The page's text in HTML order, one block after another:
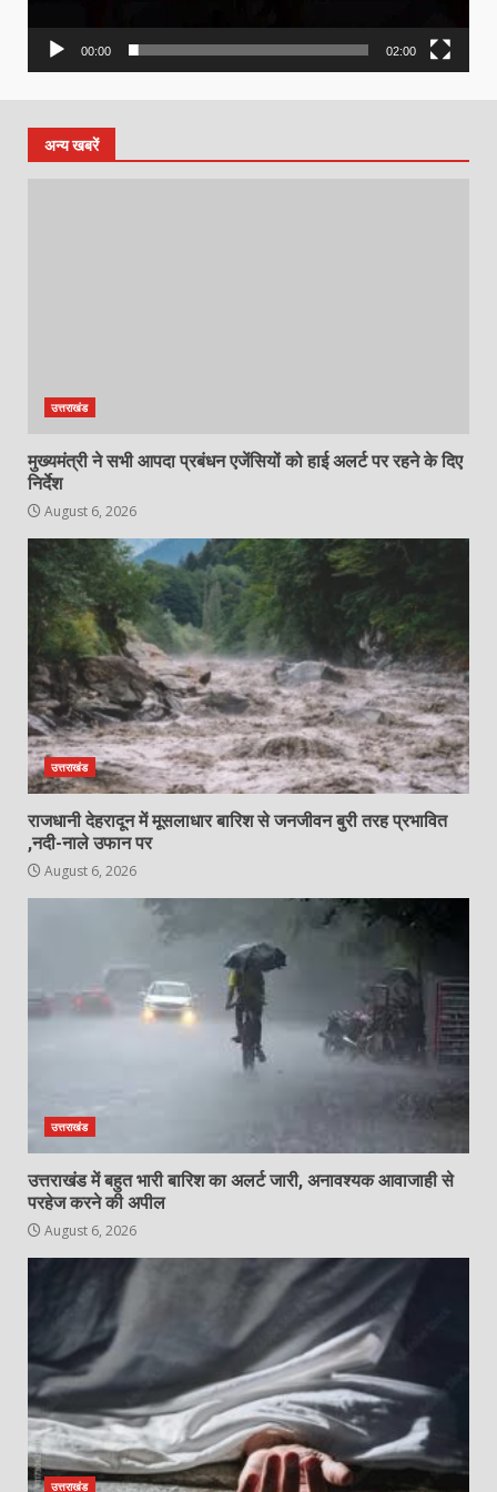
00:00 02:00
अन्य खबरें
उत्तराखंड
मुख्यमंत्री ने सभी आपदा प्रबंधन एजेंसियों को हाई अलर्ट पर रहने के दिए
निर्देश
August 6, 2026
उत्तराखंड
राजधानी देहरादून में मूसलाधार बारिश से जनजीवन बुरी तरह प्रभावित
,नदी-नाले उफान पर
August 6, 2026
उत्तराखंड
उत्तराखंड में बहुत भारी बारिश का अलर्ट जारी, अनावश्यक आवाजाही से
परहेज करने की अपील
August 6, 2026
उत्तराखंड